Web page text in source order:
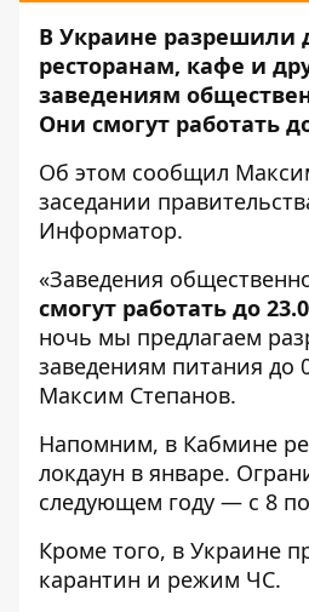
В Украине разрешили
ресторанам, кафе и
заведениям
Они смогут работать
Об этом сообщил
заседании
Информатор.
«Заведения
смогут работать до
ночь мы предлагаем
заведениям питания до
Максим Степанов.
Напомним, в Кабмине
локдаун в январе.
следующем году — с 8
Кроме того, в Украине
карантин и режим ЧС.